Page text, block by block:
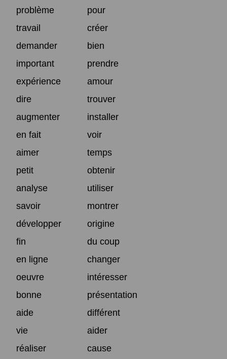
problème
pour
travail
créer
demander
bien
important
prendre
expérience
amour
dire
trouver
augmenter
installer
en fait
voir
aimer
temps
petit
obtenir
analyse
utiliser
savoir
montrer
développer
origine
fin
du coup
en ligne
changer
oeuvre
intéresser
bonne
présentation
aide
différent
vie
aider
réaliser
cause